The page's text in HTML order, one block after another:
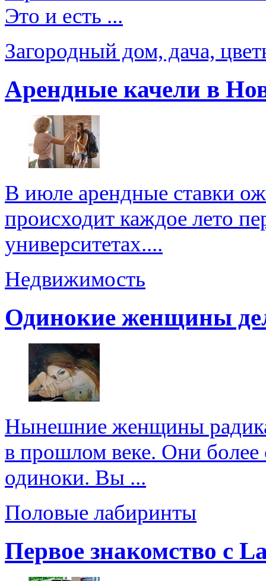
Это и есть ...
Загородный дом, дача,
Арендные качели в
В июле арендные ставки
происходит каждое лето
университетах....
Недвижимость
Одинокие женщины
Нынешние женщины
в прошлом веке. Они более
одиноки. Вы ...
Половые лабиринты
Первое знакомство с